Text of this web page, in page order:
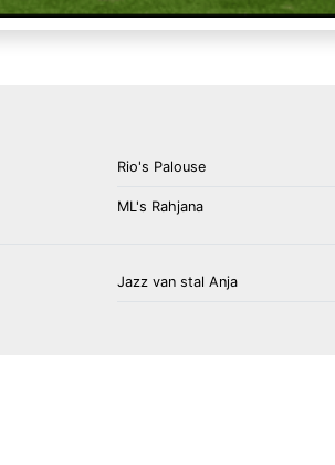
Rio's Palouse
ML's Rahjana
Jazz van stal Anja